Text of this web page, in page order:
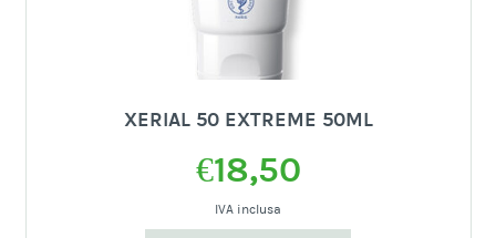
XERIAL 50 EXTREME 50ML
€18,50
IVA inclusa